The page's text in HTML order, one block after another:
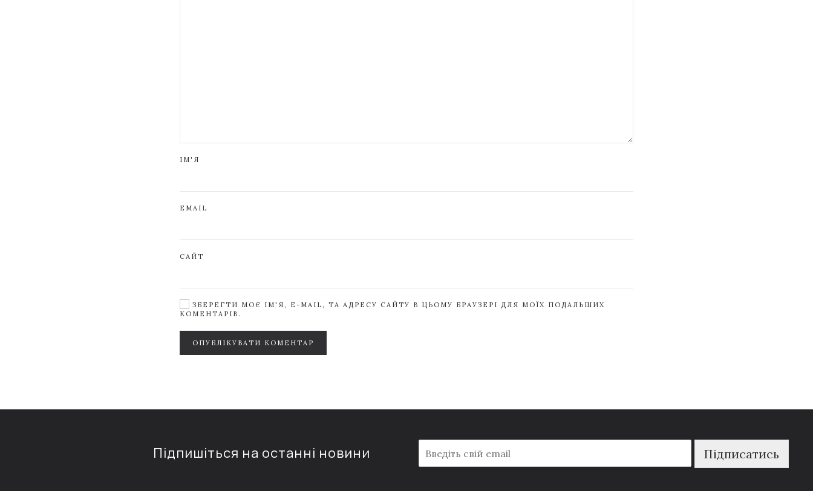
ІМ'Я
EMAIL
САЙТ
ЗБЕРЕГТИ МОЄ ІМ'Я, E-MAIL, ТА АДРЕСУ САЙТУ В ЦЬОМУ БРАУЗЕРІ ДЛЯ МОЇХ ПОДАЛЬШИХ
КОМЕНТАРІВ.
ОПУБЛІКУВАТИ КОМЕНТАР
Підпишіться на останні новини
m
a
Підписатись